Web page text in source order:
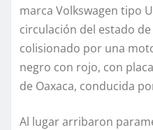
marca Volkswagen tipo
circulación del estado de
colisionado por una
negro con rojo, con
de Oaxaca, conducida
Al lugar arribaron